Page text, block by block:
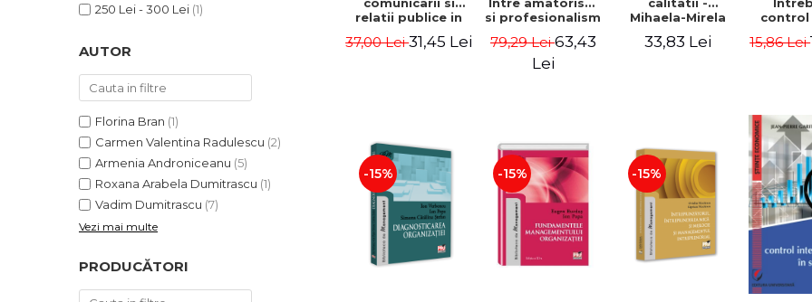
250 Lei - 300 Lei (1)
AUTOR
Florina Bran (1)
Carmen Valentina Radulescu (2)
Armenia Androniceanu (5)
Roxana Arabela Dumitrascu (1)
Vadim Dumitrascu (7)
Vezi mai multe
PRODUCĂTORI
relatii publice in
Dumitrascu
37,00 Lei31,45 Lei
si profesionalism
79,29 Lei63,43
Lei
Mihaela-Mirela
33,83 Lei 15,86 Lei
-15% -15% -15%